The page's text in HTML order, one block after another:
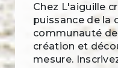
Chez L'aiguille
puissance de la
communauté
création et
mesure.